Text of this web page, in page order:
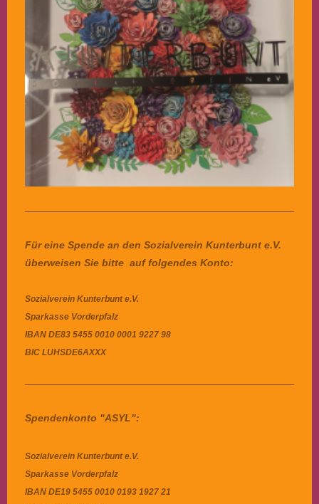
Für eine Spende an den Sozialverein Kunterbunt e.V.
überweisen Sie bitte auf folgendes Konto:
Sozialverein Kunterbunt e.V.
Sparkasse Vorderpfalz
IBAN DE83 5455 0010 0001 9227 98
BIC LUHSDE6AXXX
Spendenkonto "ASYL":
Sozialverein Kunterbunt e.V.
Sparkasse Vorderpfalz
IBAN DE19 5455 0010 0193 1927 21